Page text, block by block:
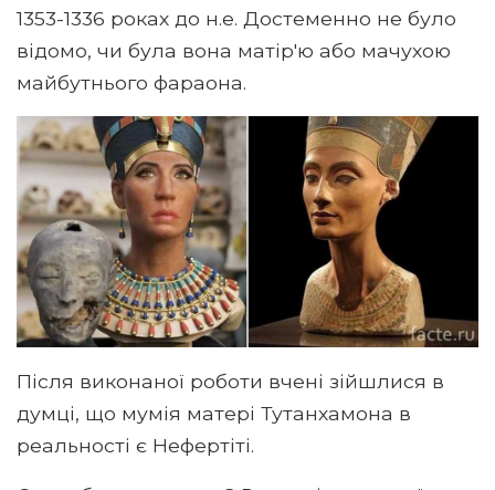
1353-1336 роках до н.е. Достеменно не було
відомо, чи була вона матір'ю або мачухою
майбутнього фараона.
Після виконаної роботи вчені зійшлися в
думці, що мумія матері Тутанхамона в
реальності є Нефертіті.